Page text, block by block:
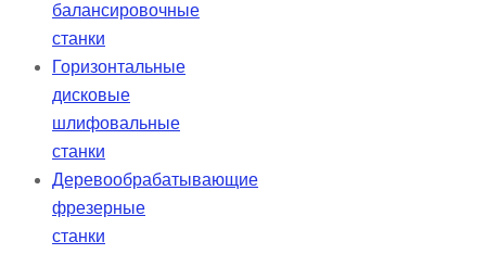
балансировочные
станки
Горизонтальные
дисковые
шлифовальные
станки
Деревообрабатывающие
фрезерные
станки